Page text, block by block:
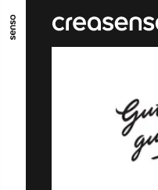
GO TO MAIN